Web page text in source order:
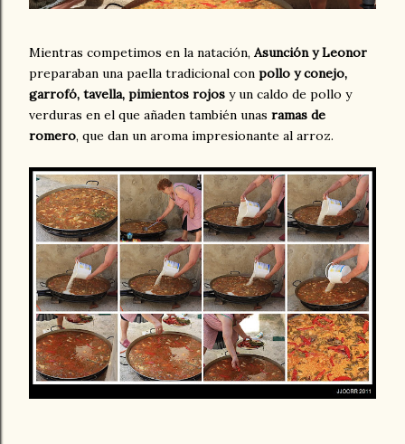
Mientras competimos en la natación, Asunción y Leonor
preparaban una paella tradicional con pollo y conejo,
garrofó, tavella, pimientos rojos y un caldo de pollo y
verduras en el que añaden también unas ramas de
romero, que dan un aroma impresionante al arroz.